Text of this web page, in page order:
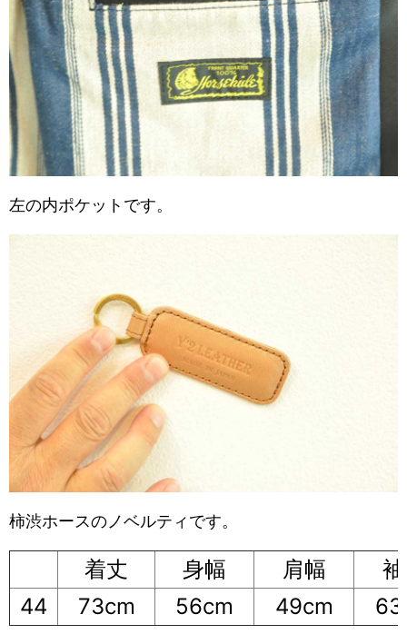
左の内ポケットです。
柿渋ホースのノベルティです。
着丈 身幅 肩幅
44
73cm 56cm 49cm